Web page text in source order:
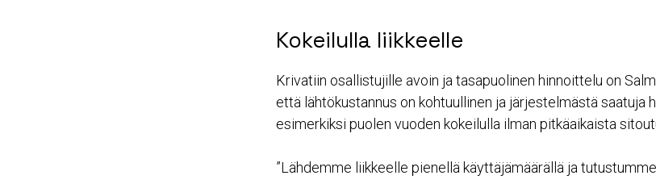
Kokeilulla liikkeelle
Krivatiin osallistujille avoin ja tasapuolinen hinnoittelu on
että lähtökustannus on kohtuullinen ja järjestelmästä saatuja
esimerkiksi puolen vuoden kokeilulla ilman pitkäaikaista
”Lähdemme liikkeelle pienellä käyttäjämäärällä ja